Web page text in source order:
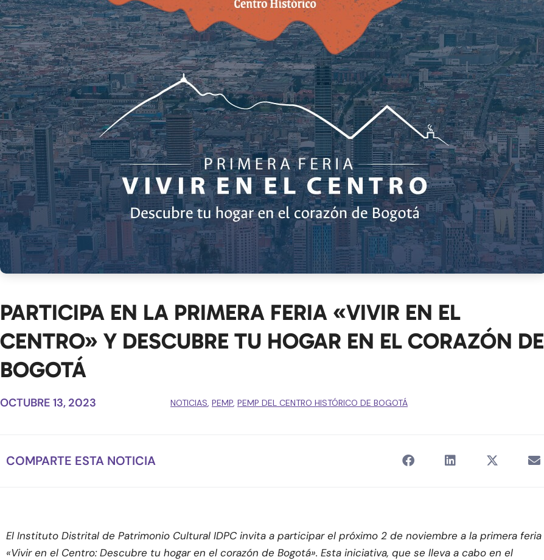
PARTICIPA EN LA PRIMERA FERIA «VIVIR EN EL
CENTRO» Y DESCUBRE TU HOGAR EN EL CORAZÓN DE
BOGOTÁ
OCTUBRE 13, 2023 NOTICIAS, PEMP, PEMP DEL CENTRO HISTÓRICO DE BOGOTÁ
COMPARTE ESTA NOTICIA
El Instituto Distrital de Patrimonio Cultural IDPC invita a participar el próximo 2 de noviembre a la primera feria
«Vivir en el Centro: Descubre tu hogar en el corazón de Bogotá». Esta iniciativa, que se lleva a cabo en el